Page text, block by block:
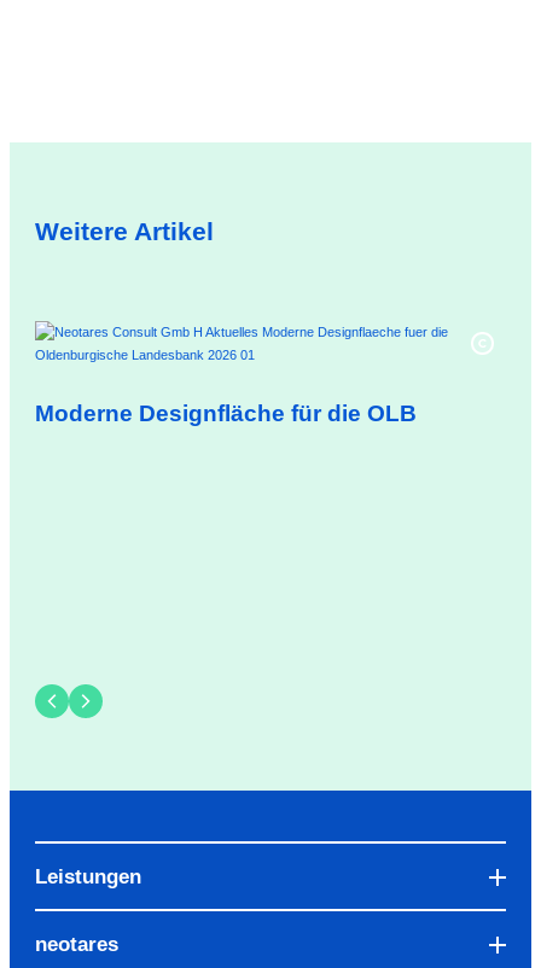
Weitere Artikel
Moderne Designfläche für die OLB
Leistungen
neotares